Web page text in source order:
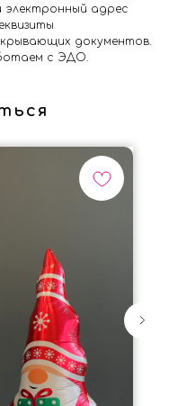
адрес
документов.
с ЭДО.